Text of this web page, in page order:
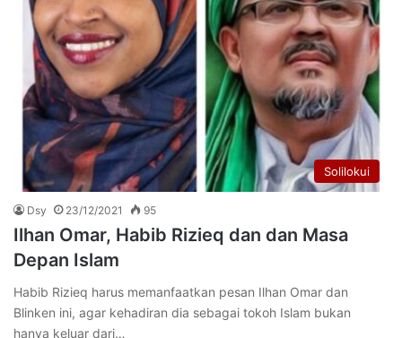
Solilokui
Dsy 23/12/2021 95
Ilhan Omar, Habib Rizieq dan dan Masa
Depan Islam
Habib Rizieq harus memanfaatkan pesan Ilhan Omar dan
Blinken ini, agar kehadiran dia sebagai tokoh Islam bukan
hanya keluar dari…